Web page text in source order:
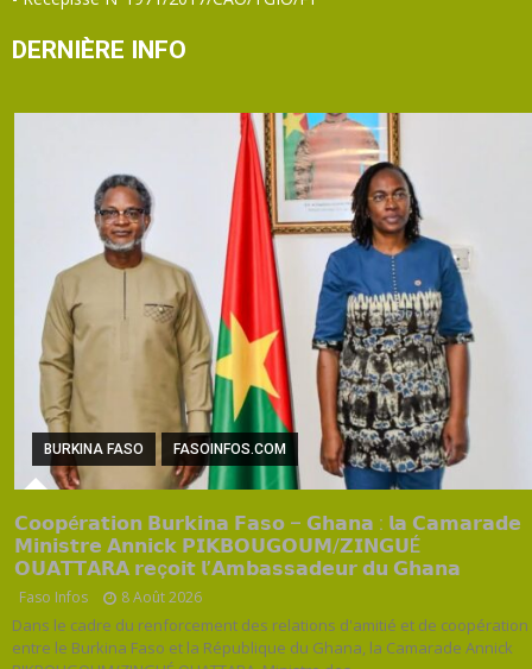
DERNIÈRE INFO
BURKINA FASO FASOINFOS.COM
𝗖𝗼𝗼𝗽é𝗿𝗮𝘁𝗶𝗼𝗻 𝗕𝘂𝗿𝗸𝗶𝗻𝗮 𝗙𝗮𝘀𝗼 – 𝗚𝗵𝗮𝗻𝗮 : 𝗹𝗮 𝗖𝗮𝗺𝗮𝗿𝗮𝗱𝗲
𝗠𝗶𝗻𝗶𝘀𝘁𝗿𝗲 𝗔𝗻𝗻𝗶𝗰𝗸 𝗣𝗜𝗞𝗕𝗢𝗨𝗚𝗢𝗨𝗠/𝗭𝗜𝗡𝗚𝗨É
𝗢𝗨𝗔𝗧𝗧𝗔𝗥𝗔 𝗿𝗲ç𝗼𝗶𝘁 𝗹’𝗔𝗺𝗯𝗮𝘀𝘀𝗮𝗱𝗲𝘂𝗿 𝗱𝘂 𝗚𝗵𝗮𝗻𝗮
Faso Infos 8 Août 2026
Dans le cadre du renforcement des relations d'amitié et de coopération
entre le Burkina Faso et la République du Ghana, la Camarade Annick